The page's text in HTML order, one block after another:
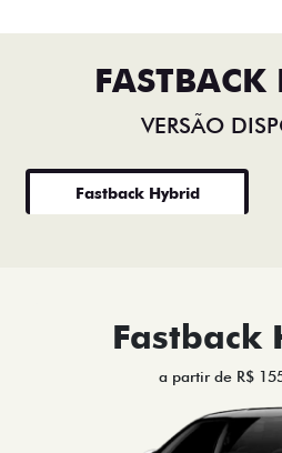
FASTBACK
VERSÃO
Fastback Hybrid
Fastback
a partir de R$